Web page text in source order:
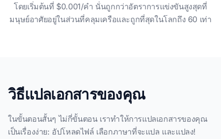
โดยเริ่มต้นที่ $0.001/คํา นั่นถูกกว่าอัตราการแข่งขันสูงสุดที่
มนุษย์อาศัยอยู่ในส่วนที่คลุมเครือและถูกที่สุดในโลกถึง 60 เท่า
วิธีแปลเอกสารของคุณ
ในขั้นตอนสั้นๆ ไม่กี่ขั้นตอน เราทําให้การแปลเอกสารของคุณ
เป็นเรื่องง่าย: อัปโหลดไฟล์ เลือกภาษาที่จะแปล และแปลง!